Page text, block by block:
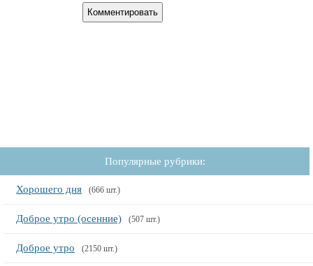
Популярные рубрики:
Хорошего дня (666 шт.)
Доброе утро (осенние) (507 шт.)
Доброе утро (2150 шт.)